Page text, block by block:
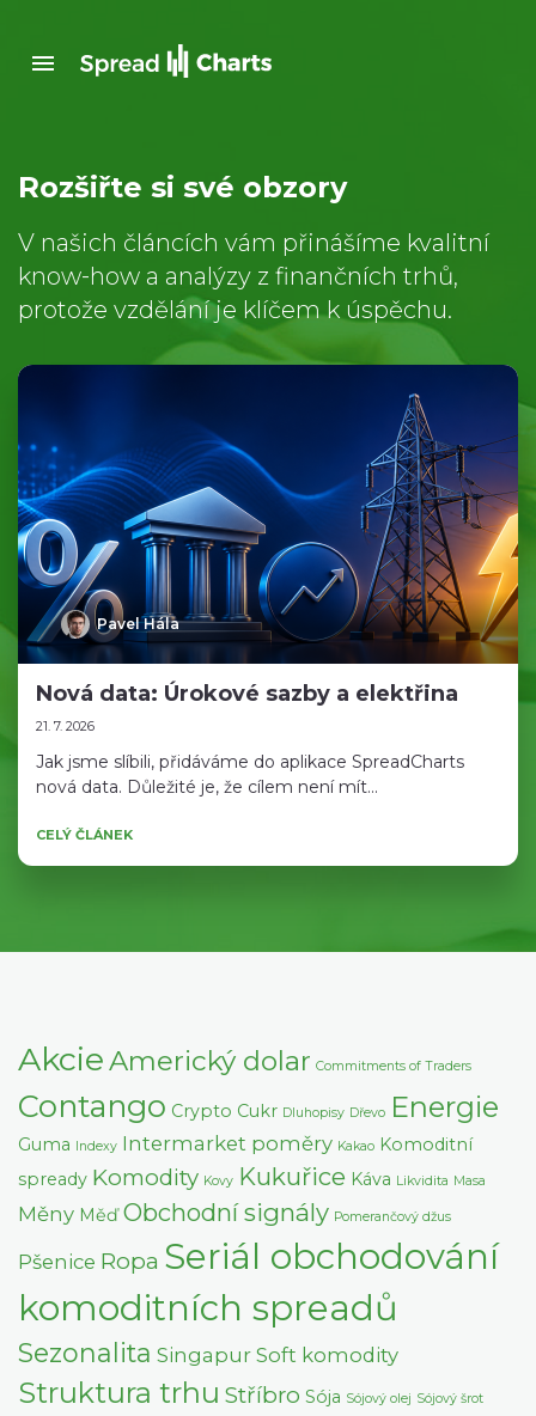
Rozšiřte si své obzory
V našich článcích vám přinášíme kvalitní
know‑how a analýzy z finančních trhů,
protože vzdělání je klíčem k úspěchu.
Pavel Hála
Nová data: Úrokové sazby a elektřina
21. 7. 2026
Jak jsme slíbili, přidáváme do aplikace SpreadCharts
nová data. Důležité je, že cílem není mít...
CELÝ ČLÁNEK
AkcieAmerický dolar Commitments of Traders
Contango Crypto Cukr Dluhopisy Dřevo Energie
Guma Indexy Intermarket poměry Kakao Komoditní
spready Komodity Kovy Kukuřice Káva Likvidita Masa
Měny Měď Obchodní signály Pomerančový džus
Pšenice Ropa Seriál obchodování
komoditních spreadů
Sezonalita Singapur Soft komodity
Struktura trhu Stříbro Sója Sójový olej Sójový šrot